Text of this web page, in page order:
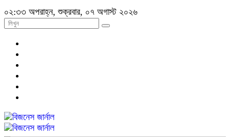
০২:৩৩ অপরাহ্ন, শুক্রবার, ০৭ অগাস্ট ২০২৬